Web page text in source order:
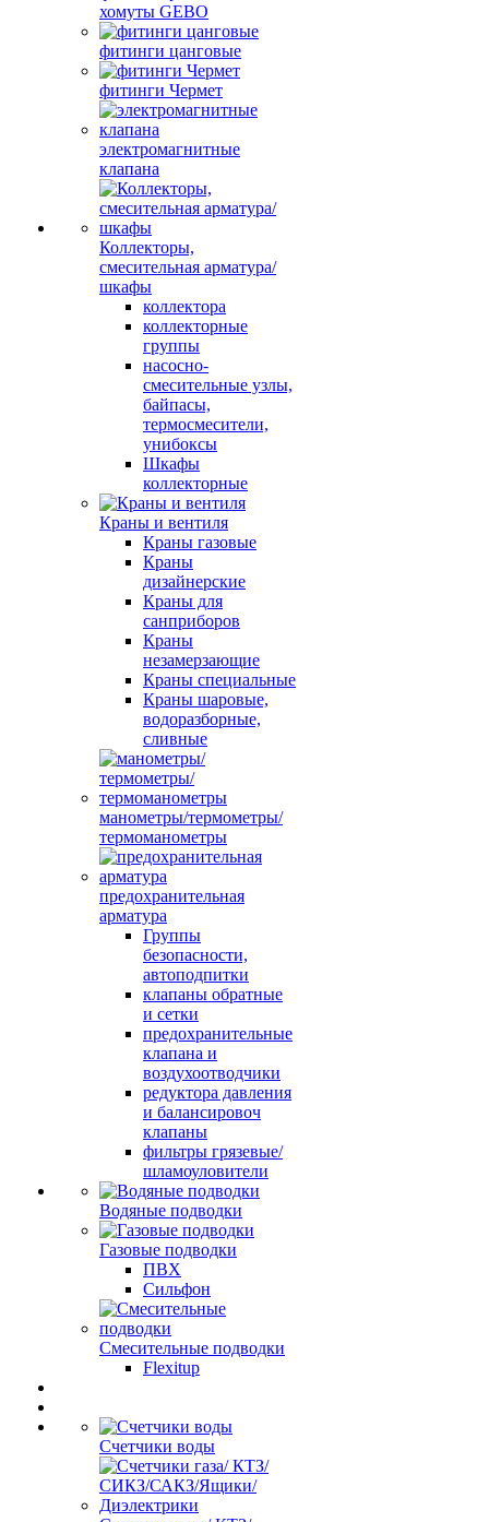
хомуты GEBO
фитинги цанговые
фитинги Чермет
электромагнитные
клапана
Коллекторы,
смесительная арматура/
шкафы
коллектора
коллекторные
группы
насосно-
смесительные узлы,
байпасы,
термосмесители,
унибоксы
Шкафы
коллекторные
Краны и вентиля
Краны газовые
Краны
дизайнерские
Краны для
санприборов
Краны
незамерзающие
Краны специальные
Краны шаровые,
водоразборные,
сливные
манометры/термометры/
термоманометры
предохранительная
арматура
Группы
безопасности,
автоподпитки
клапаны обратные
и сетки
предохранительные
клапана и
воздухоотводчики
редуктора давления
и балансировоч
клапаны
фильтры грязевые/
шламоуловители
Водяные подводки
Газовые подводки
ПВХ
Сильфон
Смесительные подводки
Flexitup
Счетчики воды